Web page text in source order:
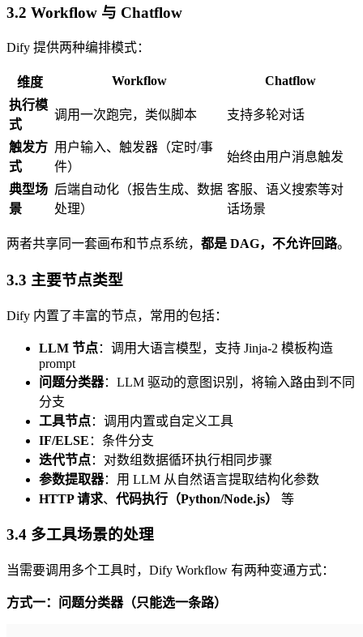
3.2 Workflow 与 Chatflow
Dify 提供两种编排模式：
维度 Workflow
Chatflow
执行模
式
调用一次跑完，类似脚本 支持多轮对话
触发方
式
用户输入、触发器（定时/事
件）
始终由用户消息触发
典型场
景
后端自动化（报告生成、数据
处理）
客服、语义搜索等对
话场景
两者共享同一套画布和节点系统， 都是 DAG，不允许回路。
3.3 主要节点类型
Dify 内置了丰富的节点，常用的包括：
LLM 节点：调用大语言模型，支持 Jinja-2 模板构造
prompt
问题分类器：LLM 驱动的意图识别，将输入路由到不同
分支
工具节点：调用内置或自定义工具
IF/ELSE ：条件分支
迭代节点：对数组数据循环执行相同步骤
参数提取器：用 LLM 从自然语言提取结构化参数
HTTP 请求、 代码执行（Python/Node.js） 等
3.4 多工具场景的处理
当需要调用多个工具时，Dify Workflow 有两种变通方式：
方式一：问题分类器（只能选一条路）